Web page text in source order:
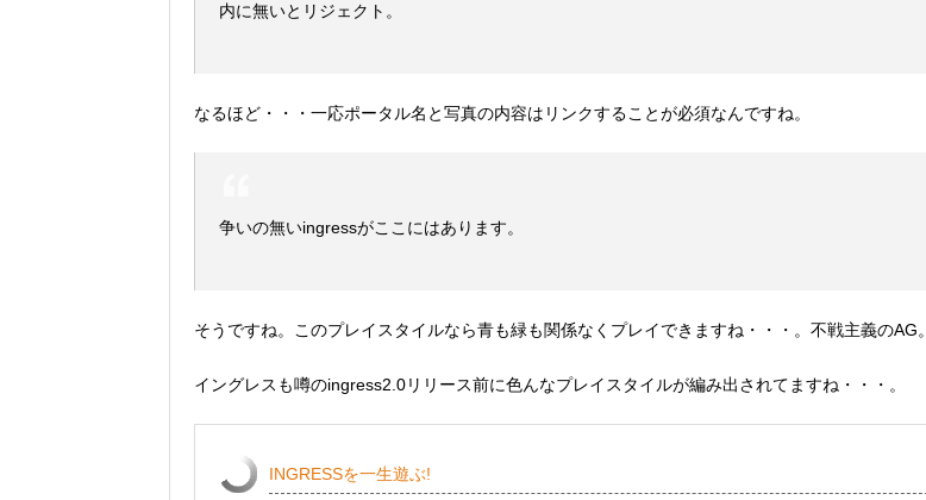
内に無いとリジェクト。
なるほど・・・一応ポータル名と写真の内容はリンクすることが必須なんですね。
争いの無いingressがここにはあります。
そうですね。このプレイスタイルなら青も緑も関係なくプレイできますね・・・。不戦主義のAG。
イングレスも噂のingress2.0リリース前に色んなプレイスタイルが編み出されてますね・・・。
INGRESSを一生遊ぶ!